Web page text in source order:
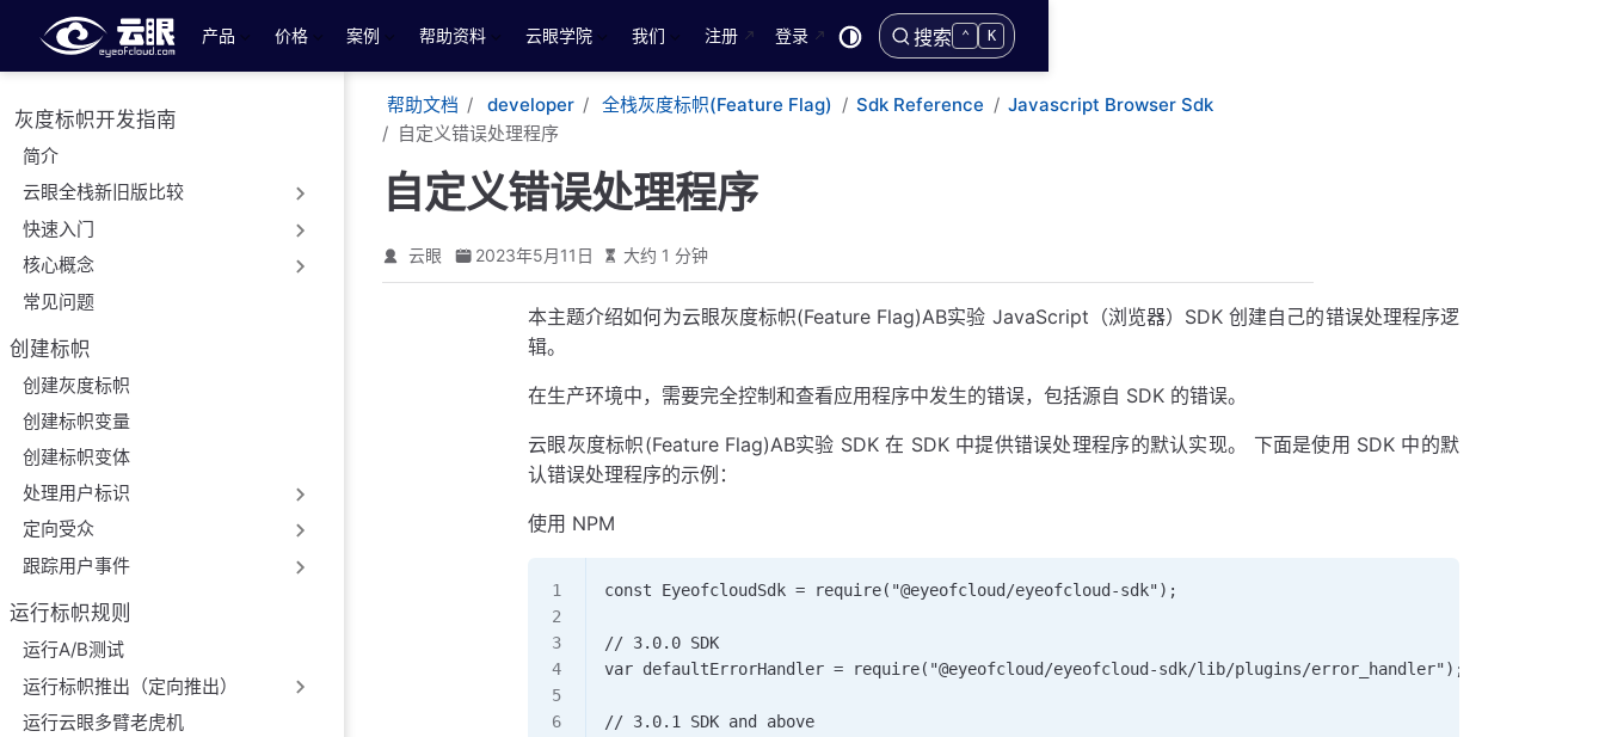
跳至主要內容
产品
价格 案例 帮助资料 云眼学院 我们 注册 登录 搜索 ⌃ K
灰度标帜开发指南
简介
云眼全栈新旧版比较
快速入门
核心概念
常见问题
创建标帜
创建灰度标帜
创建标帜变量
创建标帜变体
处理用户标识
定向受众
跟踪用户事件
运行标帜规则
运行A/B测试
运行标帜推出（定向推出）
运行云眼多臂老虎机
帮助文档 developer 全栈灰度标帜(Feature Flag) Sdk Reference
Javascript Browser Sdk
自定义错误处理程序
自定义错误处理程序
云眼 2023年5月11日 大约 1 分钟
本主题介绍如何为云眼灰度标帜(Feature Flag)AB实验 JavaScript（浏览器）SDK 创建自己的错误处理程序逻
辑。
在生产环境中，需要完全控制和查看应用程序中发生的错误，包括源自 SDK 的错误。
云眼灰度标帜(Feature Flag)AB实验 SDK 在 SDK 中提供错误处理程序的默认实现。 下面是使用 SDK 中的默
认错误处理程序的示例：
使用 NPM
const EyeofcloudSdk = require("@eyeofcloud/eyeofcloud-sdk");
// 3.0.0 SDK
var defaultErrorHandler = require("@eyeofcloud/eyeofcloud-sdk/lib/plugins/error_handler");
// 3.0.1 SDK and above